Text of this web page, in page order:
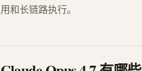
用和长链路执行。